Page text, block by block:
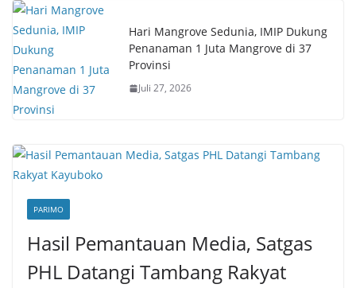
Hari Mangrove Sedunia, IMIP Dukung
Penanaman 1 Juta Mangrove di 37
Provinsi
Juli 27, 2026
PARIMO
Hasil Pemantauan Media, Satgas
PHL Datangi Tambang Rakyat